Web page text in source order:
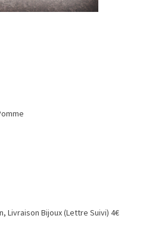
Livraison Bijoux (Lettre Suivi) 4€